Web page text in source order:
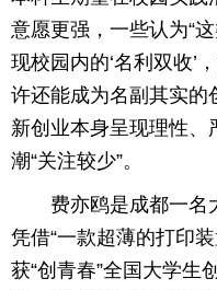
意愿更强，一些认为“
现校园内的‘名利双收’
许还能成为名副其实的
新创业本身呈现理性
潮“关注较少”。
费亦鸥是成都一名
凭借“一款超薄的打印
获“创青春”全国大学生